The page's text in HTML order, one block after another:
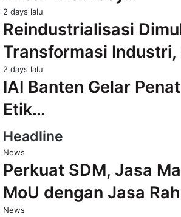
2 days lalu
Reindustrialisasi
Transformasi
2 days lalu
IAI Banten Gelar
Etik…
Headline
News
Perkuat SDM, Jasa
MoU dengan Jasa
News